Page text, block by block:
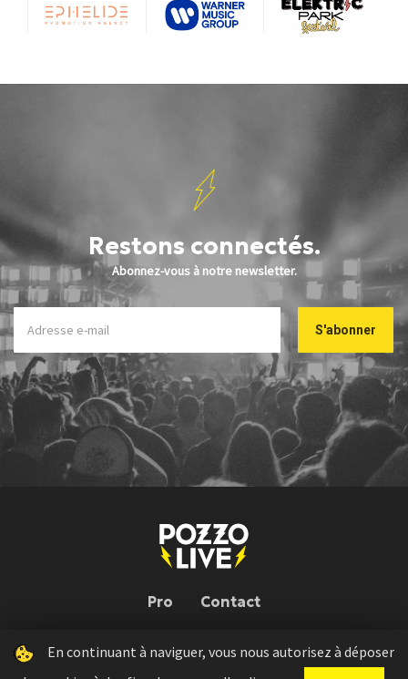
Restons connectés.
Abonnez-vous à notre newsletter.
Pro Contact
Pozzo Live © 2026 | Conception : Pozzo Team, avec l'aide deBloop
En continuant à naviguer, vous nous autorisez à déposer